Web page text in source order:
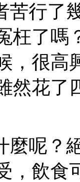
苦行了
枉了嗎
，很高
然花了
麼呢？
，飲食